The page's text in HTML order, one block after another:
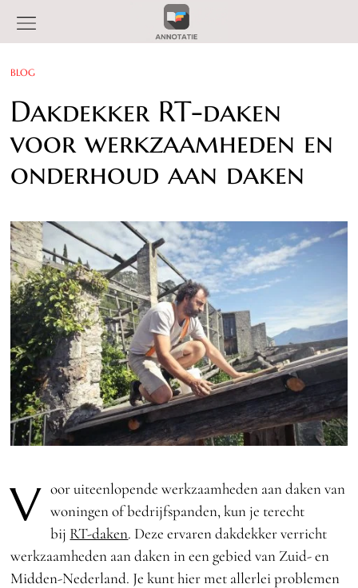
BLOG
Dakdekker RT-daken
voor werkzaamheden en
onderhoud aan daken
V oor uiteenlopende werkzaamheden aan daken van
woningen of bedrijfspanden, kun je terecht
bij RT-daken. Deze ervaren dakdekker verricht
werkzaamheden aan daken in een gebied van Zuid- en
Midden-Nederland. Je kunt hier met allerlei problemen